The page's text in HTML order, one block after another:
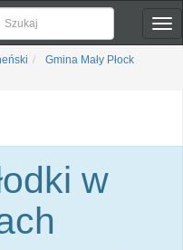
Gmina Mały Płock
w